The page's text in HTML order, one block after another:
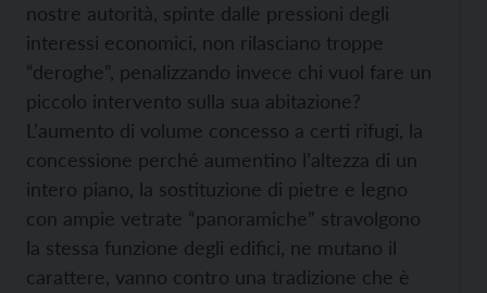
nostre autorità, spinte dalle pressioni degli
interessi economici, non rilasciano troppe
“deroghe”, penalizzando invece chi vuol fare un
piccolo intervento sulla sua abitazione?
L’aumento di volume concesso a certi rifugi, la
concessione perché aumentino l’altezza di un
intero piano, la sostituzione di pietre e legno
con ampie vetrate “panoramiche” stravolgono
la stessa funzione degli edifici, ne mutano il
carattere, vanno contro una tradizione che è